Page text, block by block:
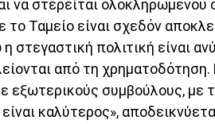
να στερείται ολοκληρωμένου
το Ταμείο είναι σχεδόν
στεγαστική πολιτική είναι
από τη
εξωτερικούς συμβούλους, με
καλύτερος»,